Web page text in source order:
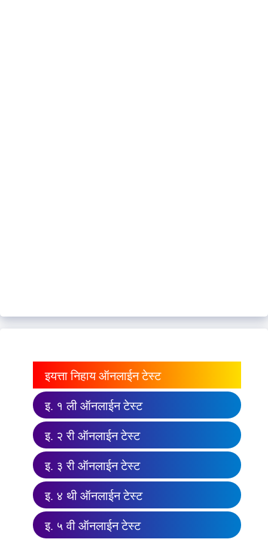
इयत्ता निहाय ऑनलाईन टेस्ट
इ. १ ली ऑनलाईन टेस्ट
इ. २ री ऑनलाईन टेस्ट
इ. ३ री ऑनलाईन टेस्ट
इ. ४ थी ऑनलाईन टेस्ट
इ. ५ वी ऑनलाईन टेस्ट